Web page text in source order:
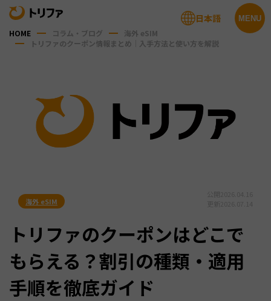
MENU
日本語
HOME コラム・ブログ
海外 eSIM
トリファのクーポン情報まとめ｜入手方法と使い方を解説
海外 eSIM
トリファのクーポンはどこで
もらえる？割引の種類・適用
手順を徹底ガイド